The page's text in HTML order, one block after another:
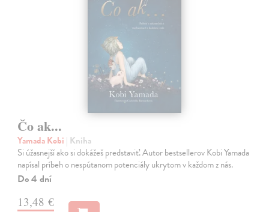
Čo ak...
Yamada Kobi | Kniha
Si úžasnejší ako si dokážeš predstaviť. Autor bestsellerov Kobi Yamada
napísal príbeh o nespútanom potenciály ukrytom v každom z nás.
Do 4 dní
13,48 €